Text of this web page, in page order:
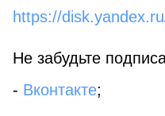
https://
Не забудьте
- Вконтакте;